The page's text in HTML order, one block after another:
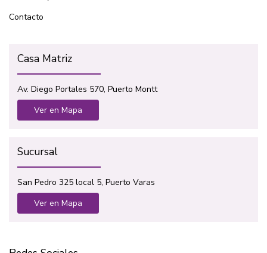
Contacto
Casa Matriz
Av. Diego Portales 570, Puerto Montt
Ver en Mapa
Sucursal
San Pedro 325 local 5, Puerto Varas
Ver en Mapa